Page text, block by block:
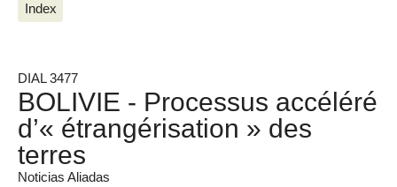
Index
DIAL 3477
BOLIVIE - Processus accéléré
d’« étrangérisation » des
terres
Noticias Aliadas